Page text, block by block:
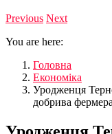
Previous Next
You are here:
Головна
Економіка
Уродженця
добрива